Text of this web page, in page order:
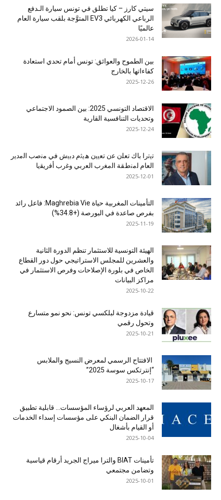
سيتي كارز – كيا تطلق في تونس سيارة الـدفع
الرباعي الكهربائي EV3 المتوَّجة بلقب سيارة العام
عالميًا
2026-01-14
بين الطموح والعوائق: تونس أمام تحدي استعادة
كفاءاتها بالخارج
2025-12-26
الاقتصاد التونسي 2025: بين الصمود الاجتماعي
وتحديات التنافسية القارية
2025-12-24
ﺗﯾﺗرا ﺑﺎك ﺗﻌﻠن ﻋن ﺗﻌﯾﯾن ھﯾﺛم دﺑﯾش ﻓﻲ ﻣﻧﺻب اﻟﻣدﯾر
اﻟﻌﺎم ﻟﻣﻧطﻘﺔ اﻟﻣﻐرب اﻟﻌرﺑﻲ وﻏرب أﻓرﯾﻘﯾﺎ
2025-12-01
التأمينات المغربية حياة Maghrebia Vie: فاعل رائد
بفرص صاعدة في البورصة (+34.8%)
2025-11-19
الهيئة التونسية للاستثمار تنظم الدورة الثانية
والعشرين للمجلس الاستراتيجي حول دور القطاع
الخاص في بلورة الإصلاحات وفرص الاستثمار في
مراكز البيانات
2025-10-22
قيادة مزدوجة لبلكسي تونس: نحو نمو متسارع
وتحول رقمي
2025-10-21
الافتتاح الرسمي لمعرض النسيج والملابس
“إنترتكس سوسة 2025”
2025-10-17
المعهد العربي لرؤساء المؤسسات… قابلية تطبيق
قرار الضمان البنكي على مؤسسات إسداء الخدمات
أو القيام بأشغال
2025-10-04
تأمينات BIAT والترا ميراج الجريد أرقام قياسية
وتضامن مجتمعي
2025-10-01